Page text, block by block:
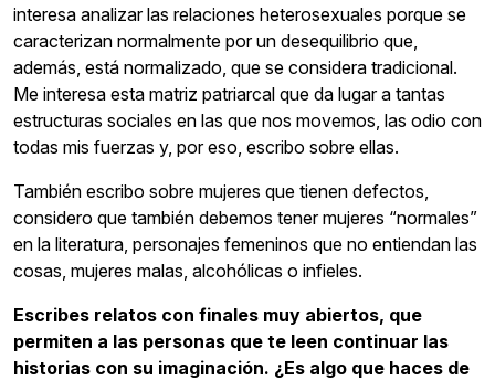
interesa analizar las relaciones heterosexuales porque se
caracterizan normalmente por un desequilibrio que,
además, está normalizado, que se considera tradicional.
Me interesa esta matriz patriarcal que da lugar a tantas
estructuras sociales en las que nos movemos, las odio con
todas mis fuerzas y, por eso, escribo sobre ellas.
También escribo sobre mujeres que tienen defectos,
considero que también debemos tener mujeres “normales”
en la literatura, personajes femeninos que no entiendan las
cosas, mujeres malas, alcohólicas o infieles.
Escribes relatos con finales muy abiertos, que
permiten a las personas que te leen continuar las
historias con su imaginación. ¿Es algo que haces de